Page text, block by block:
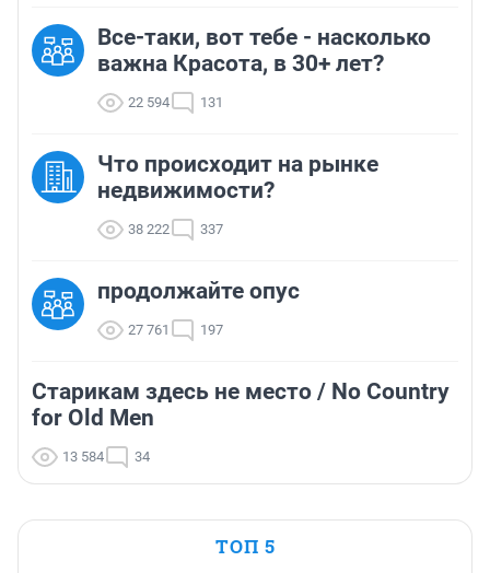
Все-таки, вот тебе - насколько
важна Красота, в 30+ лет?
22 594 131
Что происходит на рынке
недвижимости?
38 222 337
продолжайте опус
27 761 197
Старикам здесь не место / No Country
for Old Men
13 584 34
ТОП 5